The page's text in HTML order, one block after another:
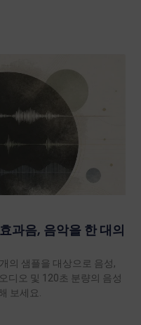
과음, 음악을 한 대의
의 샘플을 대상으로 음성,
디오 및 120초 분량의 음성
보세요.